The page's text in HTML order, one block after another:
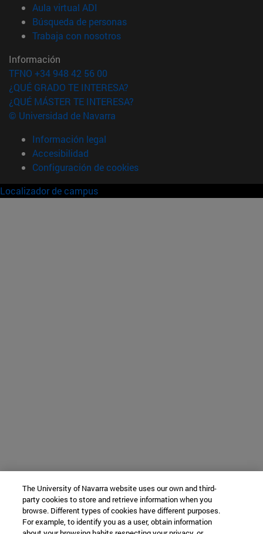
Aula virtual ADI
Búsqueda de personas(abre en nueva ventana)
Trabaja con nosotros(abre en nueva ventana)
Información
TFNO +34 948 42 56 00
¿QUÉ GRADO TE INTERESA?
¿QUÉ MÁSTER TE INTERESA?
© Universidad de Navarra
Información legal
Accesibilidad
Configuración de cookies
Localizador de campus
The University of Navarra website uses our own and third-
party cookies to store and retrieve information when you
browse. Different types of cookies have different purposes.
For example, to identify you as a user, obtain information